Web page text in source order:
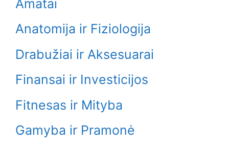
Amatai
Anatomija ir Fiziologija
Drabužiai ir Aksesuarai
Finansai ir Investicijos
Fitnesas ir Mityba
Gamyba ir Pramonė